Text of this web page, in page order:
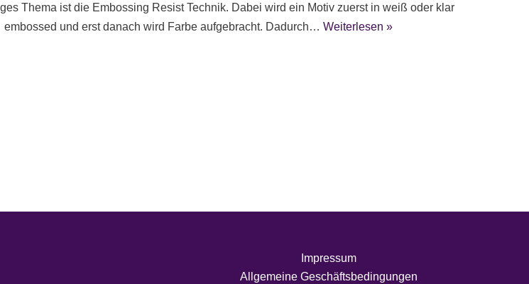
Thema ist die Embossing Resist Technik. Dabei wird ein Motiv zuerst in weiß oder klar
embossed und erst danach wird Farbe aufgebracht. Dadurch… Weiterlesen »
Impressum
Allgemeine Geschäftsbedingungen